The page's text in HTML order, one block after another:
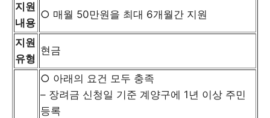
지원
내용
○ 매월 50만원을 최대 6개월간 지원
지원
유형
현금
○ 아래의 요건 모두 충족
– 장려금 신청일 기준 계양구에 1년 이상 주민
등록